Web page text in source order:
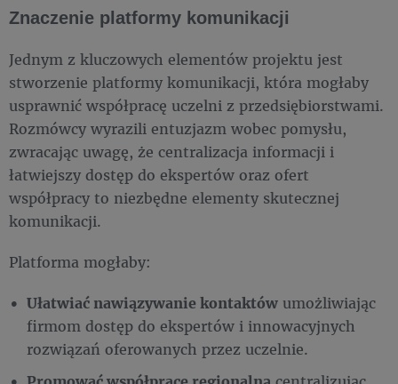
Znaczenie platformy komunikacji
Jednym z kluczowych elementów projektu jest
stworzenie platformy komunikacji, która mogłaby
usprawnić współpracę uczelni z przedsiębiorstwami.
Rozmówcy wyrazili entuzjazm wobec pomysłu,
zwracając uwagę, że centralizacja informacji i
łatwiejszy dostęp do ekspertów oraz ofert
współpracy to niezbędne elementy skutecznej
komunikacji.
Platforma mogłaby:
Ułatwiać nawiązywanie kontaktów umożliwiając
firmom dostęp do ekspertów i innowacyjnych
rozwiązań oferowanych przez uczelnie.